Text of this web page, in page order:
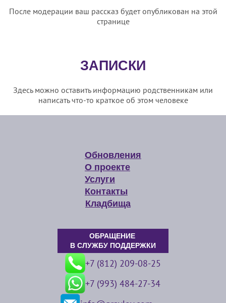
После модерации ваш рассказ будет опубликован на этой
странице
ЗАПИСКИ
Здесь можно оставить информацию родственникам или
написать что-то краткое об этом человеке
Обновления
О проекте
Услуги
Контакты
Кладбища
ОБРАЩЕНИЕ
В СЛУЖБУ ПОДДЕРЖКИ
+7 (812) 209-08-25
+7 (993) 484-27-34